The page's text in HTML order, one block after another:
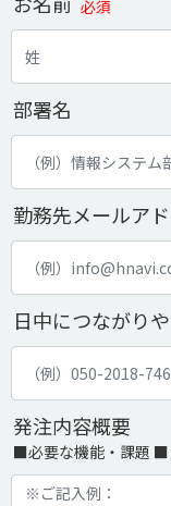
必須
部署名
勤務先メールア
日中につながり
発注内容概要
■必要な機能・課題